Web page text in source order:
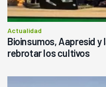
Actualidad
Bioinsumos, Aapresid
rebrotar los cultivos